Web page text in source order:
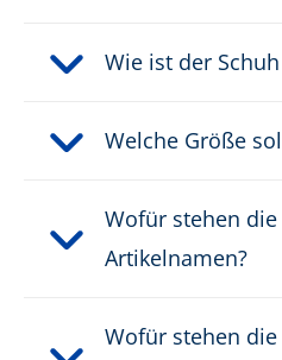
Wie ist der
Welche Größe
Wofür stehen
Artikelnamen?
Wofür stehen